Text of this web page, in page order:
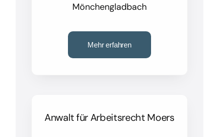
Mönchengladbach
Mehr erfahren
Anwalt für Arbeitsrecht Moers